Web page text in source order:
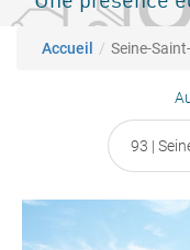
Fil
Accueil Seine-